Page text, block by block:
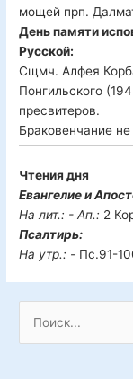
мощей прп.
День памяти
Русской:
Сщмч. Алфея
Понгильского
пресвитеров.
Браковенчание
Чтения дня
Евангелие и
На лит.: -Ап.: 2
Псалтирь:
На утр.: - Пс.91-